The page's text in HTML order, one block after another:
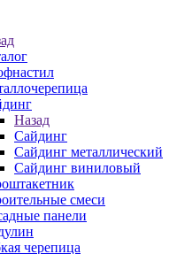
Назад
Сайдинг
Сайдинг металлический
Сайдинг виниловый
смеси
панели
черепица